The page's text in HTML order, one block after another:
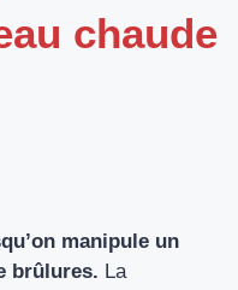
chaude
manipule un
brûlures. La